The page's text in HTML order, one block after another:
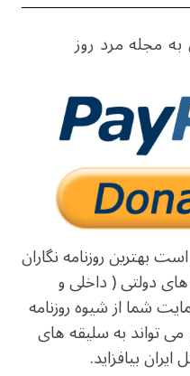
مجله مرد روز
بهترین روزنامه نگاران
دولتی ( داخلی و
شما از شیوه روزنامه
می تواند به سلیقه های
بیافزاید.